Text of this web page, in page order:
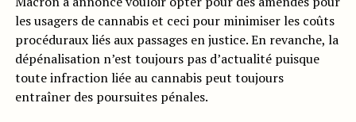
les usagers de cannabis et ceci pour minimiser les coûts
procéduraux liés aux passages en justice. En revanche, la
dépénalisation n’est toujours pas d’actualité puisque
toute infraction liée au cannabis peut toujours
entraîner des poursuites pénales.